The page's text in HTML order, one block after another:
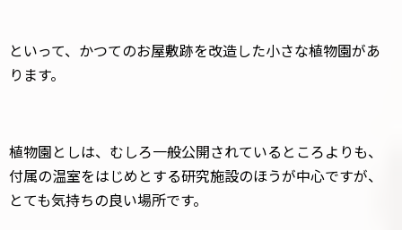
といって、かつてのお屋敷跡を改造した小さな植物園があ
ります。
植物園としは、むしろ一般公開されているところよりも、
付属の温室をはじめとする研究施設のほうが中心ですが、
とても気持ちの良い場所です。